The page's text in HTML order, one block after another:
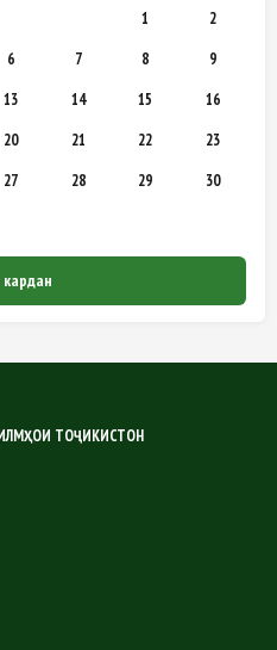
1
2
6 7 8
9
13 14 15
16
20 21 22
23
27 28 29
30
кардан
ТОҶИКИСТОН